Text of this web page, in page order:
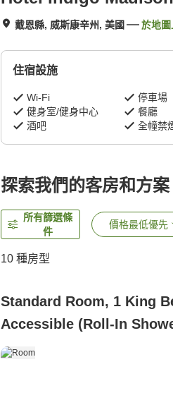
戴恩縣, 威斯康辛州, 美國 於地
住宿設施
Wi-Fi
停車場
健身室/健身中心
餐廳
酒吧
全幢禁
探索我們的客房和方案
所有篩選條
件
價格最低優先
10 種房型
Standard Room, 1 King
Accessible (Roll-In